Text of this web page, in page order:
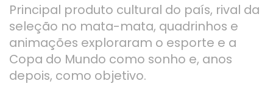
Principal produto cultural do país, rival da
seleção no mata-mata, quadrinhos e
animações exploraram o esporte e a
Copa do Mundo como sonho e, anos
depois, como objetivo.